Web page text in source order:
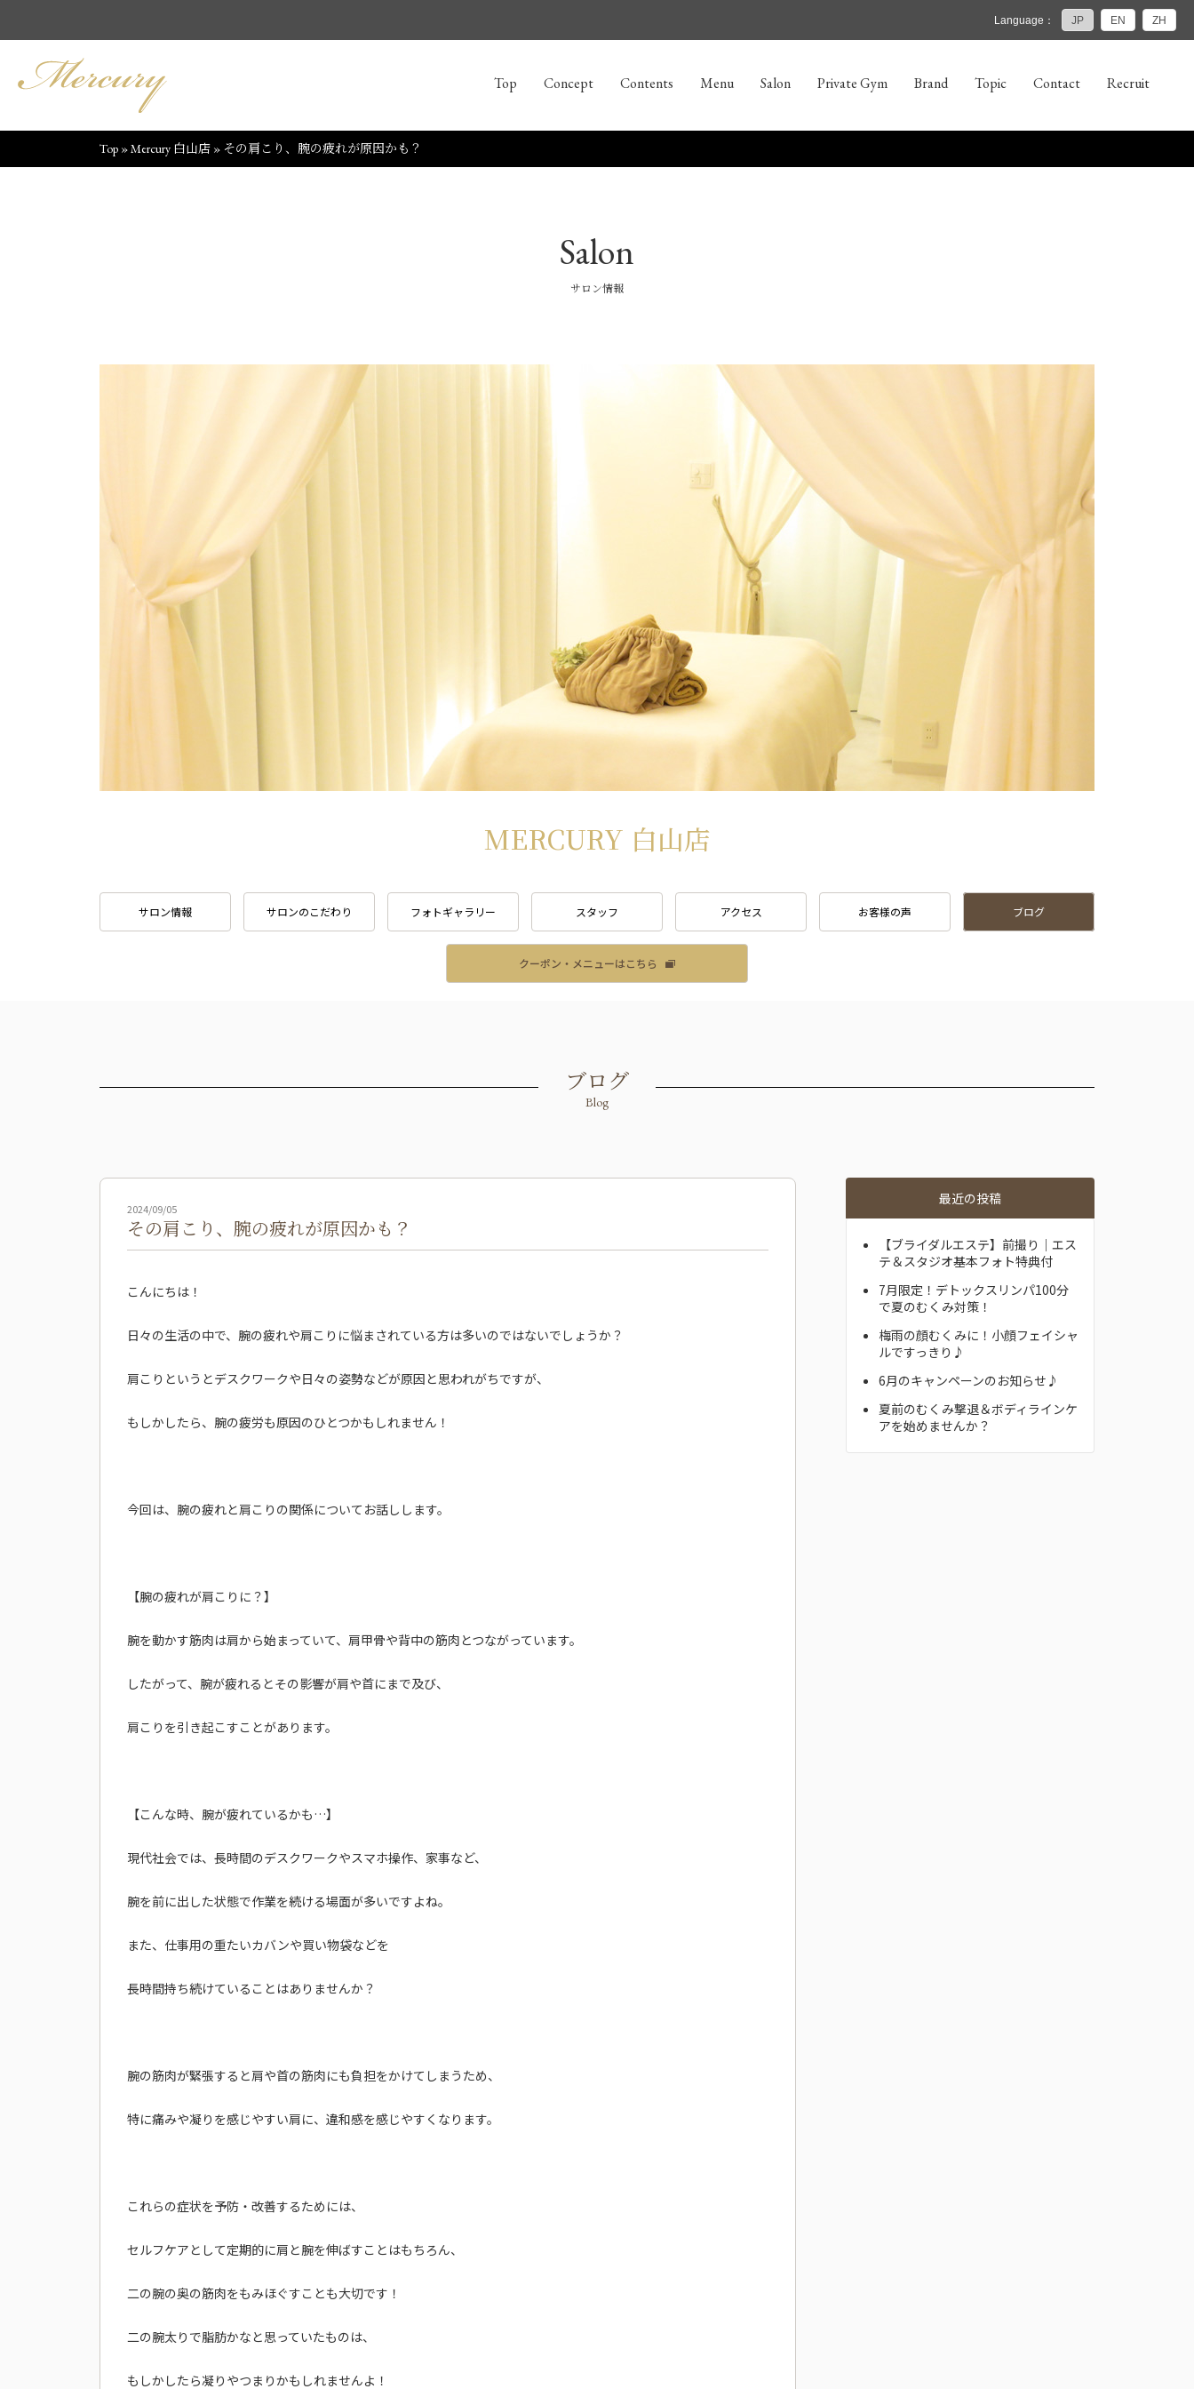
Language： JP EN ZH
Top Concept Contents Menu Salon Private Gym Brand Topic Contact Recruit
Top »Mercury 白山店 » その肩こり、腕の疲れが原因かも？
Salon
サロン情報
MERCURY 白山店
サロン情報 サロンのこだわり フォトギャラリー スタッフ アクセス お客様の声 ブログ
クーポン・メニューはこちら
ブログ
Blog
2024/09/05
その肩こり、腕の疲れが原因かも？
こんにちは！
日々の生活の中で、腕の疲れや肩こりに悩まされている方は多いのではないでしょうか？
肩こりというとデスクワークや日々の姿勢などが原因と思われがちですが、
もしかしたら、腕の疲労も原因のひとつかもしれません！
今回は、腕の疲れと肩こりの関係についてお話しします。
【腕の疲れが肩こりに？】
腕を動かす筋肉は肩から始まっていて、肩甲骨や背中の筋肉とつながっています。
したがって、腕が疲れるとその影響が肩や首にまで及び、
肩こりを引き起こすことがあります。
【こんな時、腕が疲れているかも…】
現代社会では、長時間のデスクワークやスマホ操作、家事など、
腕を前に出した状態で作業を続ける場面が多いですよね。
また、仕事用の重たいカバンや買い物袋などを
長時間持ち続けていることはありませんか？
腕の筋肉が緊張すると肩や首の筋肉にも負担をかけてしまうため、
特に痛みや凝りを感じやすい肩に、違和感を感じやすくなります。
これらの症状を予防・改善するためには、
セルフケアとして定期的に肩と腕を伸ばすことはもちろん、
二の腕の奥の筋肉をもみほぐすことも大切です！
二の腕太りで脂肪かなと思っていたものは、
もしかしたら凝りやつまりかもしれませんよ！
最近の投稿
【ブライダルエステ】前撮り｜エス
テ＆スタジオ基本フォト特典付
7月限定！デトックスリンパ100分
で夏のむくみ対策！
梅雨の顔むくみに！小顔フェイシャ
ルですっきり♪
6月のキャンペーンのお知らせ♪
夏前のむくみ撃退＆ボディラインケ
アを始めませんか？